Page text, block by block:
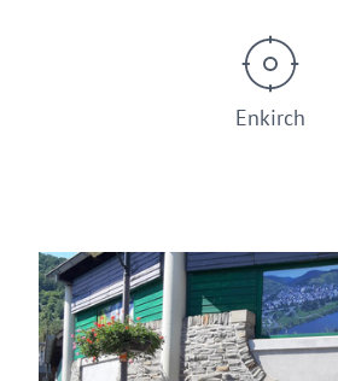
Enkirch